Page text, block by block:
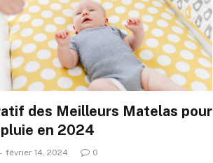
des Meilleurs Matelas pour
en 2024
février 14, 2024 0